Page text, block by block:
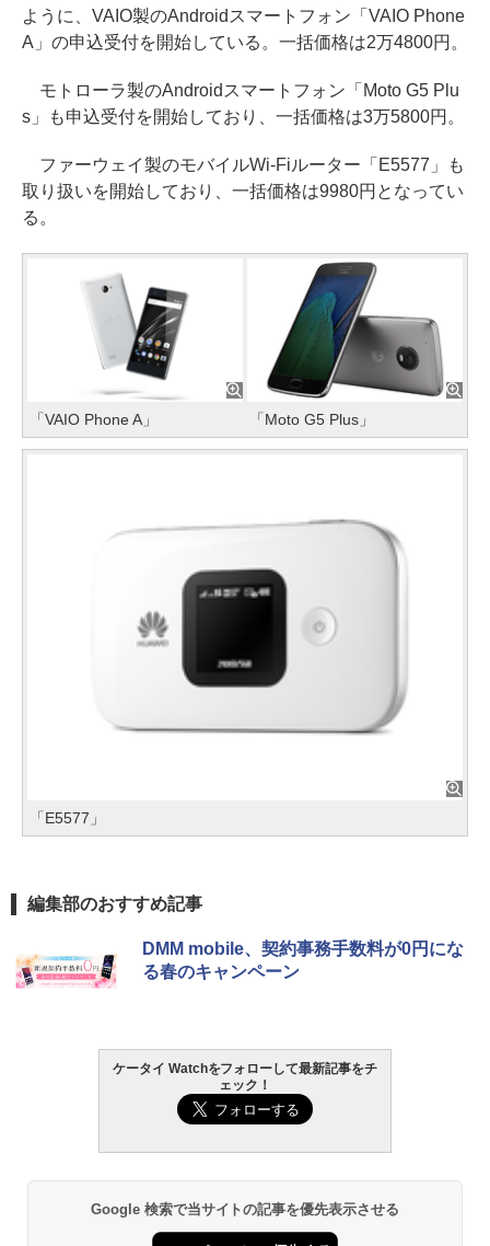
ように、VAIO製のAndroidスマートフォン「VAIO Phone
A」の申込受付を開始している。一括価格は2万4800円。
モトローラ製のAndroidスマートフォン「Moto G5 Plu
s」も申込受付を開始しており、一括価格は3万5800円。
ファーウェイ製のモバイルWi-Fiルーター「E5577」も
取り扱いを開始しており、一括価格は9980円となってい
る。
「VAIO Phone A」 「Moto G5 Plus」
「E5577」
編集部のおすすめ記事
DMM mobile、契約事務手数料が0円にな
る春のキャンペーン
ケータイ Watchをフォローして最新記事をチ
ェック！
Google 検索で当サイトの記事を優先表示させる